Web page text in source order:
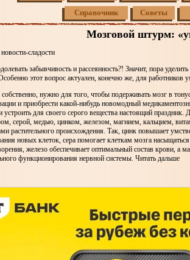
Справочник Советы
Мозговой штурм:
сладости
забывчивость и рассеянность?! Значит, пора
этот вопрос актуален, конечно же, для работников
нужно для того, чтобы подерживать мозг в
и приобрести какой-нибудь новомодный
устроить для своего серого вещества настоящий
серой, медью, цинком, железом, магнием, кальцием,
растительного происхождения. Так, цинк повышает
новых клеток, сера помогает клеткам мозга
железо обеспечивает оптимальный состав крови, а
функционирования нервной системы. Читать дальше